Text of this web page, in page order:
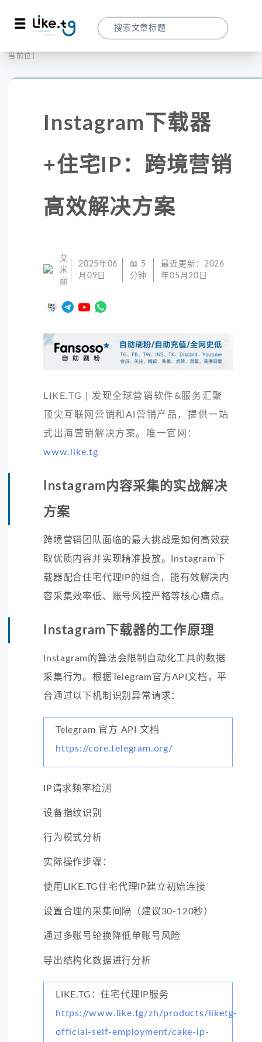
当前位置：
Instagram下载器
+住宅IP：跨境营销
高效解决方案
艾
米
丽
2025年06
月09日
📖 5
分钟
最近更新： 2026
年05月20日
LIKE.TG | 发现全球营销软件&服务汇聚
顶尖互联网营销和AI营销产品，提供一站
式出海营销解决方案。唯一官网：
www.like.tg
Instagram内容采集的实战解决
方案
跨境营销团队面临的最大挑战是如何高效获
取优质内容并实现精准投放。Instagram下
载器配合住宅代理IP的组合，能有效解决内
容采集效率低、账号风控严格等核心痛点。
Instagram下载器的工作原理
Instagram的算法会限制自动化工具的数据
采集行为。根据Telegram官方API文档，平
台通过以下机制识别异常请求：
Telegram 官方 API 文档
https://core.telegram.org/
IP请求频率检测
设备指纹识别
行为模式分析
实际操作步骤：
使用LIKE.TG住宅代理IP建立初始连接
设置合理的采集间隔（建议30-120秒）
通过多账号轮换降低单账号风险
导出结构化数据进行分析
LIKE.TG：住宅代理IP服务
https://www.like.tg/zh/products/liketg-
official-self-employment/cake-ip-